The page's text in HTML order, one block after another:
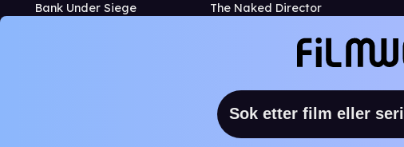
Bank Under Siege The Naked Director